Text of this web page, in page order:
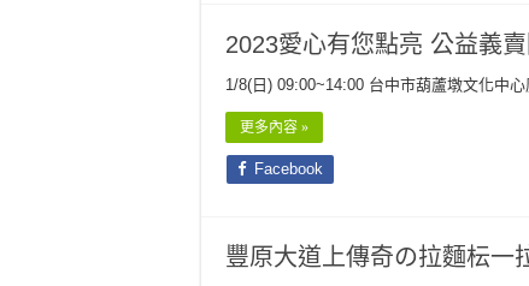
2023愛心有您點亮 公益義
1/8(日) 09:00~14:00 台中市葫蘆墩文化中
更多內容 »
Facebook
豐原大道上傳奇の拉麵枟一